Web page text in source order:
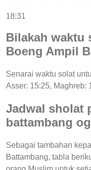
18:31
Bilakah waktu
Boeng Ampil
Senarai waktu solat
Asser: 15:25, Maghreb:
Jadwal sholat
battambang
Sebagai tambahan
Battambang, tabla